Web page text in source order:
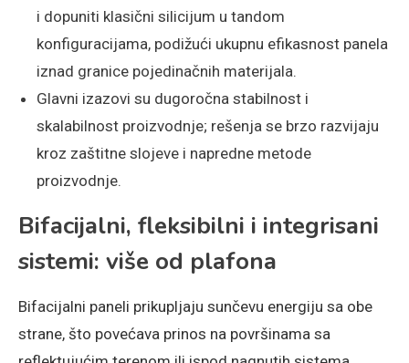
i dopuniti klasični silicijum u tandom
konfiguracijama, podižući ukupnu efikasnost panela
iznad granice pojedinačnih materijala.
Glavni izazovi su dugoročna stabilnost i
skalabilnost proizvodnje; rešenja se brzo razvijaju
kroz zaštitne slojeve i napredne metode
proizvodnje.
Bifacijalni, fleksibilni i integrisani
sistemi: više od plafona
Bifacijalni paneli prikupljaju sunčevu energiju sa obe
strane, što povećava prinos na površinama sa